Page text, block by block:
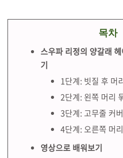
목차
스우파 리정의 양갈래
기
1단계: 빗질 후 머
2단계: 왼쪽 머리
3단계: 고무줄 커
4단계: 오른쪽 머
영상으로 배워보기